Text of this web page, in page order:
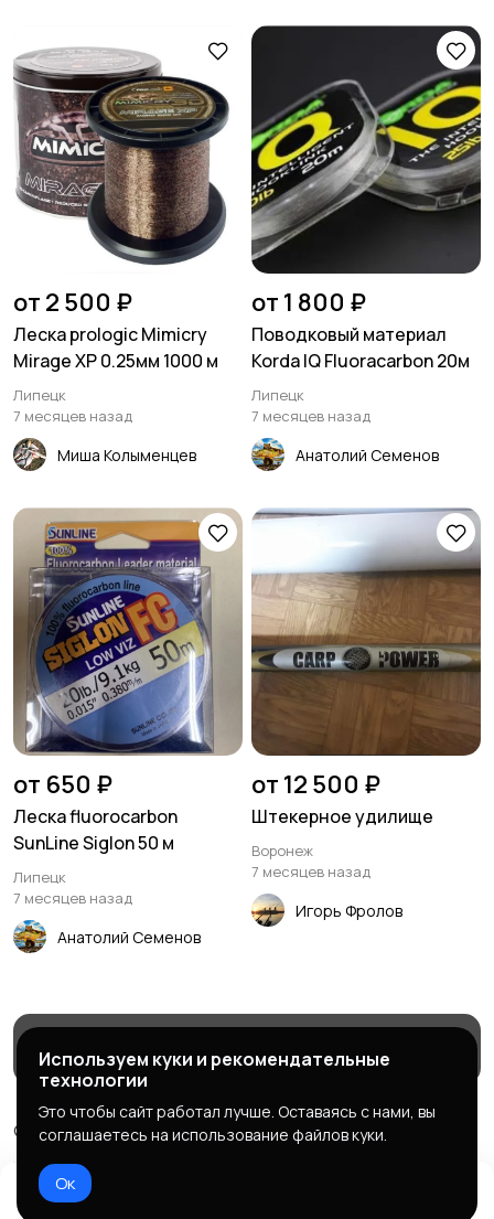
от 2 500 ₽
Леска prologic Mimicry
Mirage XP 0.25мм 1000 м
Липецк
7 месяцев назад
Миша Колыменцев
от 1 800 ₽
Поводковый материал
Korda IQ Fluoracarbon 20м
Липецк
7 месяцев назад
Анатолий Семенов
от 650 ₽
Леска fluorocarbon
SunLine Siglon 50 м
Липецк
7 месяцев назад
Анатолий Семенов
от 12 500 ₽
Штекерное удилище
Воронеж
7 месяцев назад
Игорь Фролов
Магазины
© 2026 МаркетБейтс - рыболовный маркетплейс
Правила сервиса
Используем куки и рекомендательные
технологии
Это чтобы сайт работал лучше. Оставаясь с нами, вы
соглашаетесь на использование файлов куки.
Ок